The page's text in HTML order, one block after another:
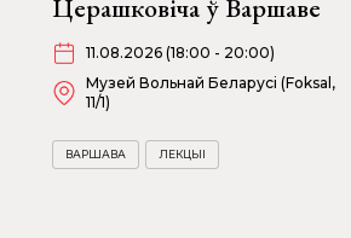
Церашковіча ў Варшаве
11.08.2026 (18:00 - 20:00)
Музей Вольнай Беларусі (Foksal,
11/1)
ВАРШАВА ЛЕКЦЫІ